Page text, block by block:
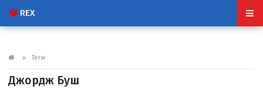
REX
» Теги
Джордж Буш